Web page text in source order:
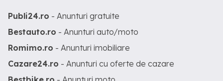
Publi24.ro - Anunturi gratuite
Bestauto.ro - Anunturi auto/moto
Romimo.ro - Anunturi imobiliare
Cazare24.ro - Anunturi cu oferte de cazare